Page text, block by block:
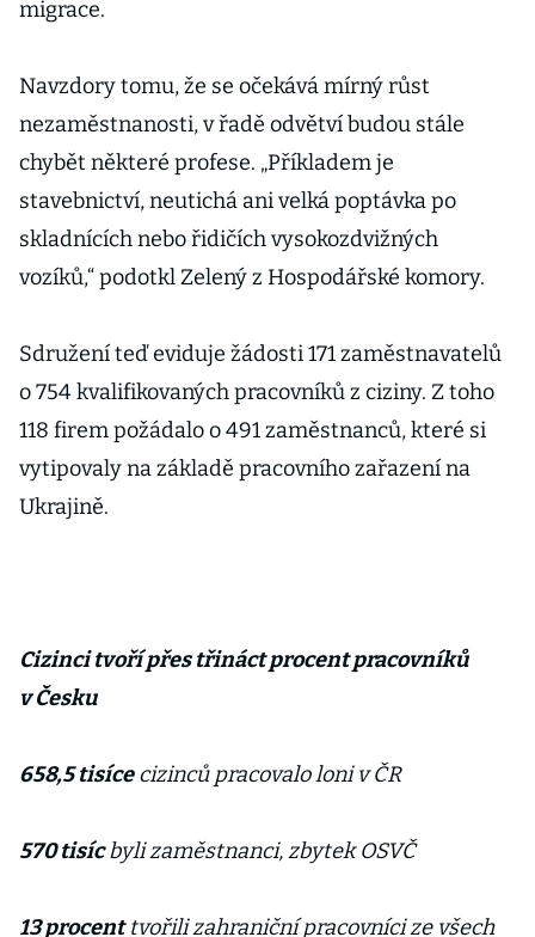
migrace.
Navzdory tomu, že se očekává mírný růst
nezaměstnanosti, v řadě odvětví budou stále
chybět některé profese. „Příkladem je
stavebnictví, neutichá ani velká poptávka po
skladnících nebo řidičích vysokozdvižných
vozíků,“ podotkl Zelený z Hospodářské komory.
Sdružení teď eviduje žádosti 171 zaměstnavatelů
o 754 kvalifikovaných pracovníků z ciziny. Z toho
118 firem požádalo o 491 zaměstnanců, které si
vytipovaly na základě pracovního zařazení na
Ukrajině.
Cizinci tvoří přes třináct procent pracovníků
v Česku
658,5 tisícecizinců pracovalo loni v ČR
570 tisícbyli zaměstnanci, zbytek OSVČ
13 procenttvořili zahraniční pracovníci ze všech